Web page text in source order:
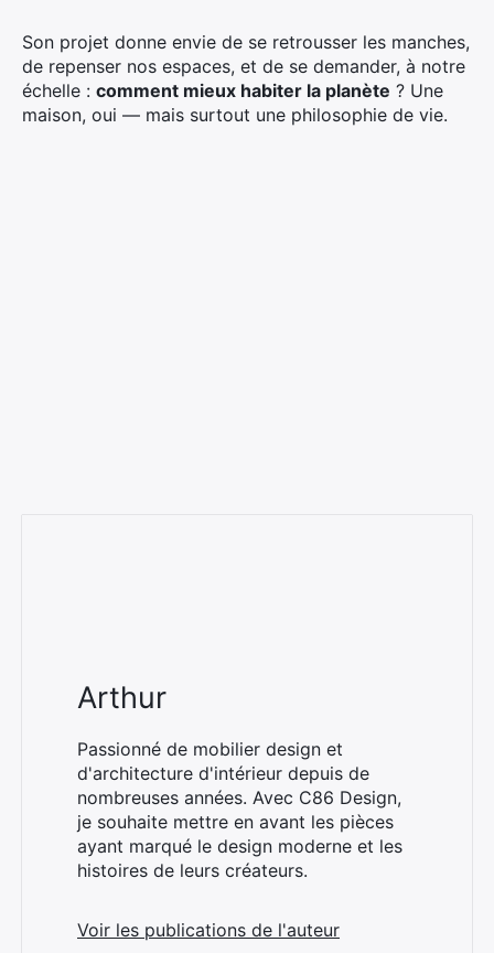
Son projet donne envie de se retrousser les manches,
de repenser nos espaces, et de se demander, à notre
échelle : comment mieux habiter la planète ? Une
maison, oui — mais surtout une philosophie de vie.
Arthur
Passionné de mobilier design et
d'architecture d'intérieur depuis de
nombreuses années. Avec C86 Design,
je souhaite mettre en avant les pièces
ayant marqué le design moderne et les
histoires de leurs créateurs.
Voir les publications de l'auteur